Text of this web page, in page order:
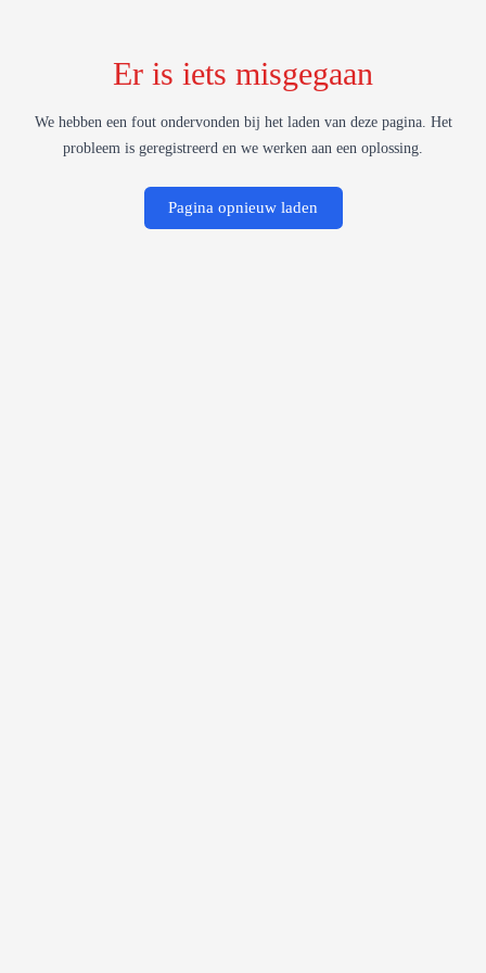
Er is iets misgegaan
We hebben een fout ondervonden bij het laden van deze pagina. Het
probleem is geregistreerd en we werken aan een oplossing.
Pagina opnieuw laden